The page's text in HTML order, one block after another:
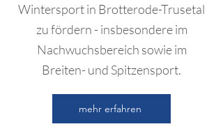
Wintersport in Brotterode-Trusetal
zu fördern - insbesondere im
Nachwuchsbereich sowie im
Breiten- und Spitzensport.
mehr erfahren